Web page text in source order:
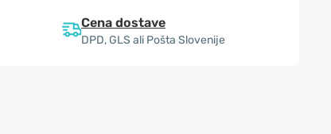
Cena dostave
DPD, GLS ali Pošta Slovenije